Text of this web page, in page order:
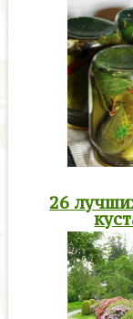
26